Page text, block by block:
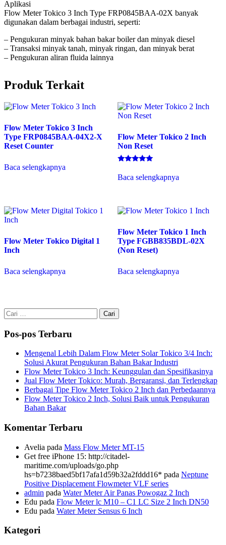
Aplikasi
Flow Meter Tokico 3 Inch Type FRP0845BAA-02X banyak
digunakan dalam berbagai industri, seperti:
– Pengukuran minyak bahan bakar boiler dan minyak diesel
– Transaksi minyak tanah, minyak ringan, dan minyak berat
– Pengukuran aliran fluida lainnya
Produk Terkait
Flow Meter Tokico 3 Inch
Type FRP0845BAA-04X2-X
Reset Counter
Baca selengkapnya
Flow Meter Tokico 2 Inch
Non Reset
5.00
dari 5
Baca selengkapnya
Flow Meter Tokico Digital 1
Inch
Baca selengkapnya
Flow Meter Tokico 1 Inch
Type FGBB835BDL-02X
(Non Reset)
Baca selengkapnya
Cari
untuk:
Pos-pos Terbaru
Mengenal Lebih Dalam Flow Meter Solar Tokico 3/4 Inch:
Solusi Akurat Pengukuran Bahan Bakar Industri
Flow Meter Tokico 3 Inch: Keunggulan dan Spesifikasinya
Jual Flow Meter Tokico: Murah, Bergaransi, dan Terlengkap
Berbagai Tipe Flow Meter Tokico 2 Inch dan Perbedaannya
Flow Meter Tokico 2 Inch, Solusi Baik untuk Pengukuran
Bahan Bakar
Komentar Terbaru
Avelia pada Mass Flow Meter MT-15
Get free iPhone 15: http://citadel-
maritime.com/uploads/go.php
hs=b7238baed5bf17afa1d59b32a2fddd16* pada Neptune
Positive Displacement Flowmeter VLF series
admin pada Water Meter Air Panas Powogaz 2 Inch
Edu pada Flow Meter lc M10 – C1 LC Size 2 Inch DN50
Edu pada Water Meter Sensus 6 Inch
Kategori